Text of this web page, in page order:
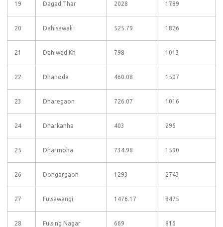
19 Dagad Thar 2028 1789
20 Dahisawali 525.79 1826
21 Dahiwad Kh 798 1013
22 Dhanoda 460.08 1507
23 Dharegaon 726.07 1016
24 Dharkanha 403 295
25 Dharmoha 734.98 1590
26 Dongargaon 1293 2743
27 Fulsawangi 1476.17 8475
28 Fulsing Nagar 669 816